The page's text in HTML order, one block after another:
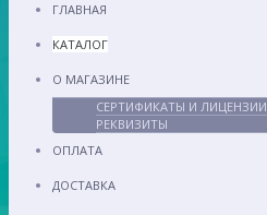
ГЛАВНАЯ
КАТАЛОГ
О МАГАЗИНЕ
СЕРТИФИКАТЫ И ЛИЦЕНЗИИ
РЕКВИЗИТЫ
ОПЛАТА
ДОСТАВКА